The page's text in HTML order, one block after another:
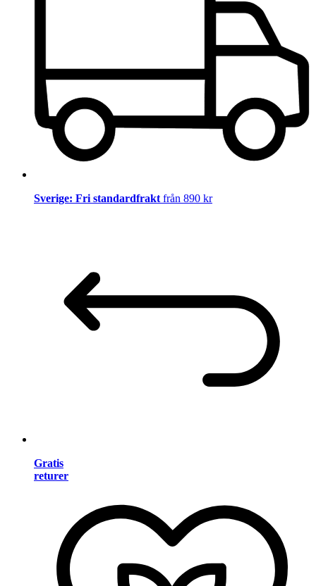
Sverige: Fri standardfrakt från 890 kr
Gratis
returer